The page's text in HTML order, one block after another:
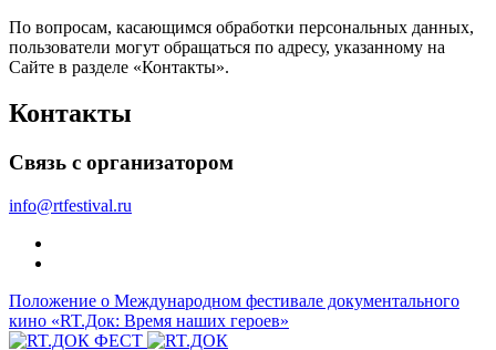
По вопросам, касающимся обработки персональных данных,
пользователи могут обращаться по адресу, указанному на
Сайте в разделе «Контакты».
Контакты
Связь с организатором
info@rtfestival.ru
Положение о Международном фестивале документального
кино «RT.Док: Время наших героев»